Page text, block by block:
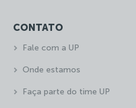
CONTATO
Fale com a UP
Onde estamos
Faça parte do time UP